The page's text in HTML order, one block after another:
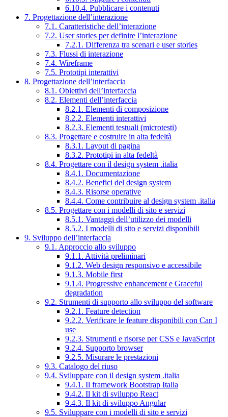
6.10.4. Pubblicare i contenuti
7. Progettazione dell’interazione
7.1. Caratteristiche dell’interazione
7.2. User stories per definire l’interazione
7.2.1. Differenza tra scenari e user stories
7.3. Flussi di interazione
7.4. Wireframe
7.5. Prototipi interattivi
8. Progettazione dell’interfaccia
8.1. Obiettivi dell’interfaccia
8.2. Elementi dell’interfaccia
8.2.1. Elementi di composizione
8.2.2. Elementi interattivi
8.2.3. Elementi testuali (microtesti)
8.3. Progettare e costruire in alta fedeltà
8.3.1. Layout di pagina
8.3.2. Prototipi in alta fedeltà
8.4. Progettare con il design system .italia
8.4.1. Documentazione
8.4.2. Benefici del design system
8.4.3. Risorse operative
8.4.4. Come contribuire al design system .italia
8.5. Progettare con i modelli di sito e servizi
8.5.1. Vantaggi dell’utilizzo dei modelli
8.5.2. I modelli di sito e servizi disponibili
9. Sviluppo dell’interfaccia
9.1. Approccio allo sviluppo
9.1.1. Attività preliminari
9.1.2. Web design responsivo e accessibile
9.1.3. Mobile first
9.1.4. Progressive enhancement e Graceful
degradation
9.2. Strumenti di supporto allo sviluppo del software
9.2.1. Feature detection
9.2.2. Verificare le feature disponibili con Can I
use
9.2.3. Strumenti e risorse per CSS e JavaScript
9.2.4. Supporto browser
9.2.5. Misurare le prestazioni
9.3. Catalogo del riuso
9.4. Sviluppare con il design system .italia
9.4.1. Il framework Bootstrap Italia
9.4.2. Il kit di sviluppo React
9.4.3. Il kit di sviluppo Angular
9.5. Sviluppare con i modelli di sito e servizi